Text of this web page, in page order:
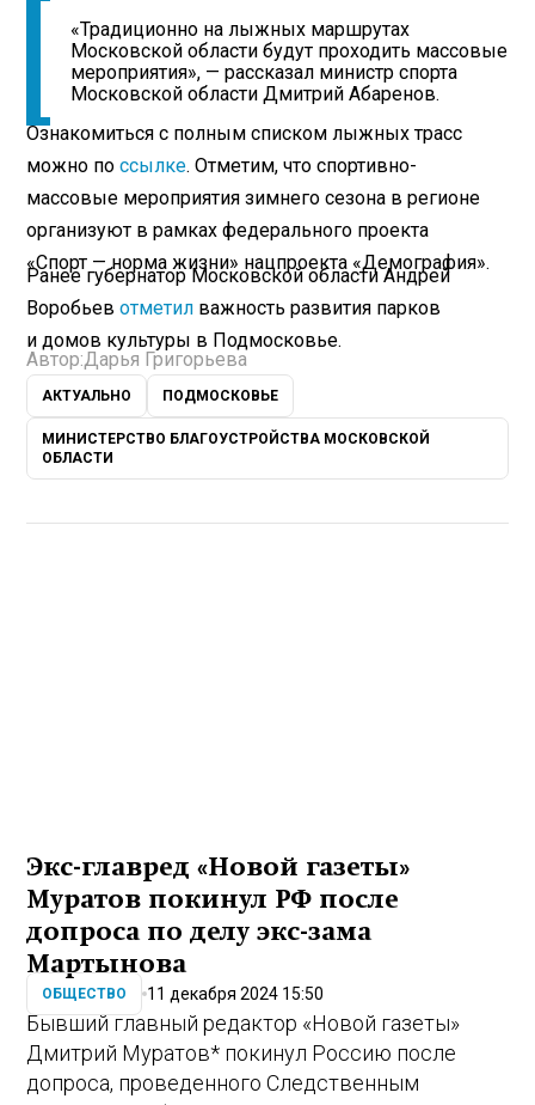
«Традиционно на лыжных маршрутах
Московской области будут проходить массовые
мероприятия», — рассказал министр спорта
Московской области Дмитрий Абаренов.
Ознакомиться с полным списком лыжных трасс
можно поссылке. Отметим, что спортивно-
массовые мероприятия зимнего сезона в регионе
организуют в рамках федерального проекта
«Спорт — норма жизни» нацпроекта «Демография».
Ранее губернатор Московской области Андрей
Воробьевотметил важность развития парков
и домов культуры в Подмосковье.
Автор:Дарья Григорьева
АКТУАЛЬНО ПОДМОСКОВЬЕ
МИНИСТЕРСТВО БЛАГОУСТРОЙСТВА МОСКОВСКОЙ
ОБЛАСТИ
Экс-главред «Новой газеты»
Муратов покинул РФ после
допроса по делу экс-зама
Мартынова
ОБЩЕСТВО 11 декабря 2024 15:50
Бывший главный редактор «Новой газеты»
Дмитрий Муратов* покинул Россию после
допроса, проведенного Следственным